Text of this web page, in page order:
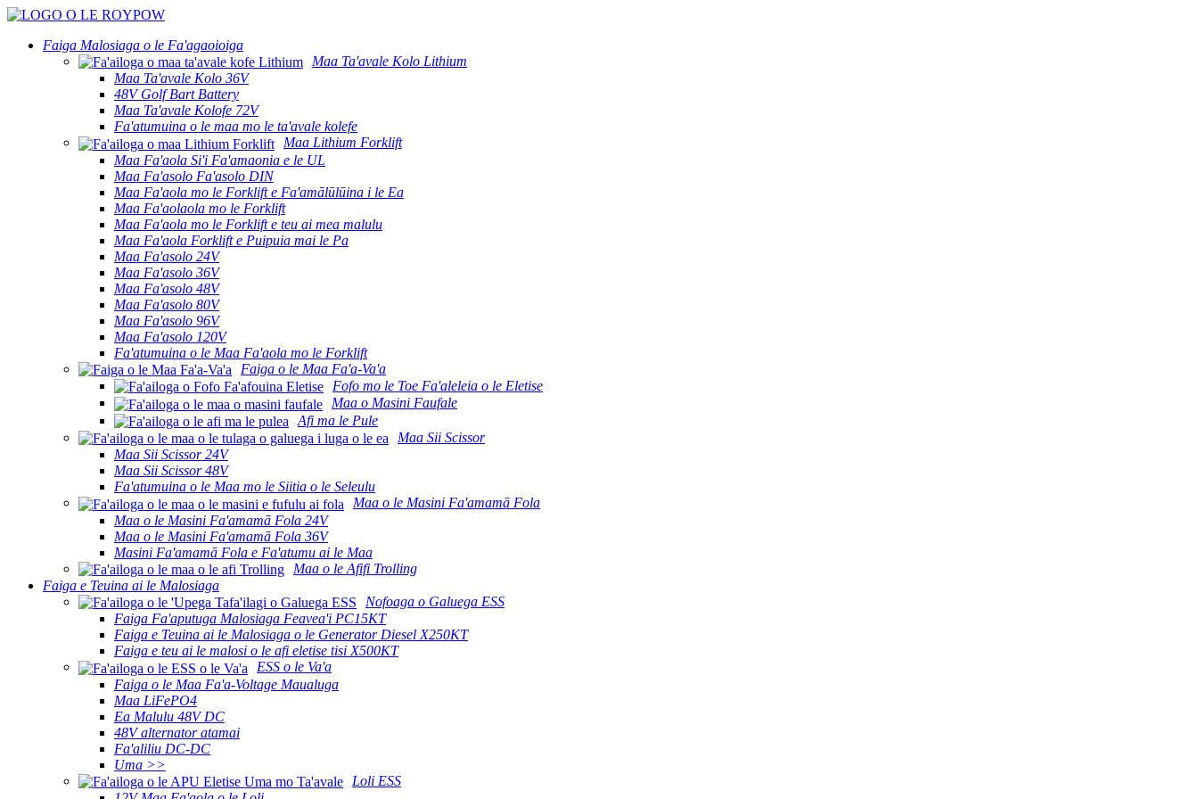
Faiga Malosiaga o le Fa'agaoioiga
Maa Ta'avale Kolo Lithium
Maa Ta'avale Kolo 36V
48V Golf Bart Battery
Maa Ta'avale Kolofe 72V
Fa'atumuina o le maa mo le ta'avale kolefe
Maa Lithium Forklift
Maa Fa'aola Si'i Fa'amaonia e le UL
Maa Fa'asolo Fa'asolo DIN
Maa Fa'aola mo le Forklift e Fa'amālūlūina i le Ea
Maa Fa'aolaola mo le Forklift
Maa Fa'aola mo le Forklift e teu ai mea malulu
Maa Fa'aola Forklift e Puipuia mai le Pa
Maa Fa'asolo 24V
Maa Fa'asolo 36V
Maa Fa'asolo 48V
Maa Fa'asolo 80V
Maa Fa'asolo 96V
Maa Fa'asolo 120V
Fa'atumuina o le Maa Fa'aola mo le Forklift
Faiga o le Maa Fa'a-Va'a
Fofo mo le Toe Fa'aleleia o le Eletise
Maa o Masini Faufale
Afi ma le Pule
Maa Sii Scissor
Maa Sii Scissor 24V
Maa Sii Scissor 48V
Fa'atumuina o le Maa mo le Siitia o le Seleulu
Maa o le Masini Fa'amamā Fola
Maa o le Masini Fa'amamā Fola 24V
Maa o le Masini Fa'amamā Fola 36V
Masini Fa'amamā Fola e Fa'atumu ai le Maa
Maa o le Afifi Trolling
Faiga e Teuina ai le Malosiaga
Nofoaga o Galuega ESS
Faiga Fa'aputuga Malosiaga Feavea'i PC15KT
Faiga e Teuina ai le Malosiaga o le Generator Diesel X250KT
Faiga e teu ai le malosi o le afi eletise tisi X500KT
ESS o le Va'a
Faiga o le Maa Fa'a-Voltage Maualuga
Maa LiFePO4
Ea Malulu 48V DC
48V alternator atamai
Fa'aliliu DC-DC
Uma >>
Loli ESS